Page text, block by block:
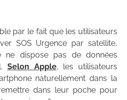
par le fait que les utilisateurs
SOS Urgence par satellite,
ne dispose pas de données
Selon Apple, les utilisateurs
naturellement dans la
dans leur poche pour